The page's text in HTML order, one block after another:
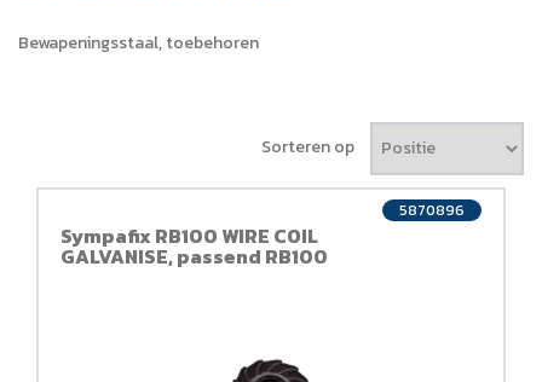
Bewapeningsstaal, toebehoren
Sorteren op
Sympafix RB100 WIRE COIL
GALVANISE, passend RB100
5870896